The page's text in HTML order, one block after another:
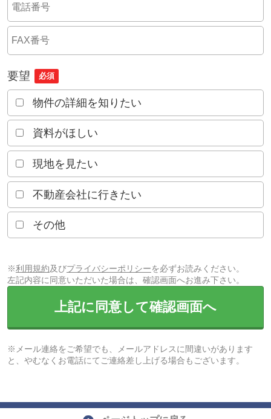
要望 必須
物件の詳細を知りたい
資料がほしい
現地を見たい
不動産会社に行きたい
その他
※利用規約及びプライバシーポリシーを必ずお読みください。
左記内容に同意いただいた場合は、確認画面へお進み下さい。
上記に同意して確認画面へ
※メール連絡をご希望でも、メールアドレスに間違いがあります
と、やむなくお電話にてご連絡差し上げる場合もございます。